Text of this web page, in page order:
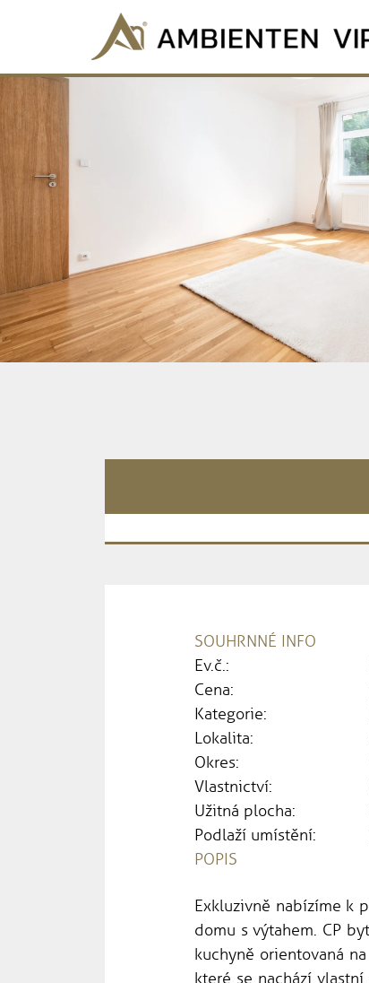
SOUHRNNÉ INFO
Ev.č.:
Cena:
Kategorie:
Lokalita:
Okres:
Vlastnictví:
Užitná plocha:
Podlaží umístění:
POPIS
Exkluzivně nabízíme k
domu s výtahem. CP
kuchyně orientovaná
které se nachází